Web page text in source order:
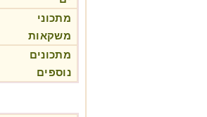
מתכוני
משקאות
מתכונים
נוספים